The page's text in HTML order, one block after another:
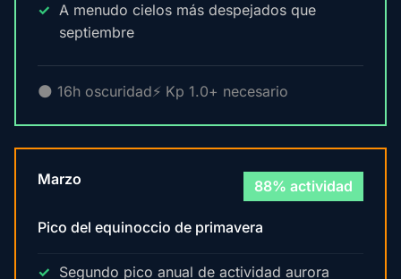
A menudo cielos más despejados que
septiembre
🌑 16h oscuridad⚡ Kp 1.0+ necesario
Marzo 88% actividad
Pico del equinoccio de primavera
Segundo pico anual de actividad aurora